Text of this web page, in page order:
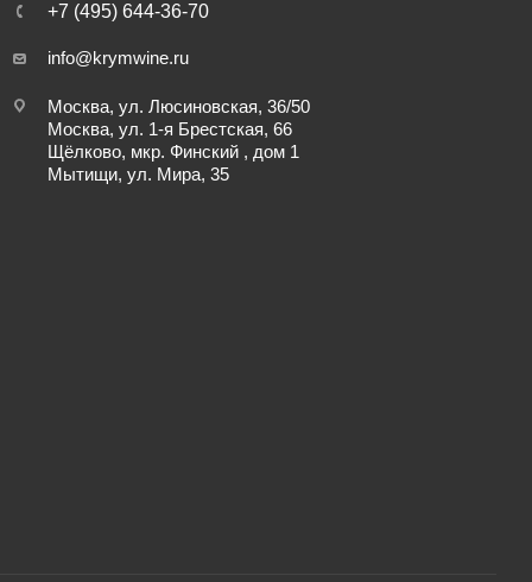
+7 (495) 644-36-70
info@krymwine.ru
Москва, ул. Люсиновская, 36/50
Москва, ул. 1-я Брестская, 66
Щёлково, мкр. Финский , дом 1
Мытищи, ул. Мира, 35